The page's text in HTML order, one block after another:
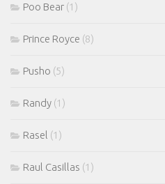
Poo Bear (1)
Prince Royce (8)
Pusho (5)
Randy (1)
Rasel (1)
Raul Casillas (1)